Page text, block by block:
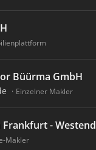
Büürma GmbH
Einzelner Makler
- Westend
Makler